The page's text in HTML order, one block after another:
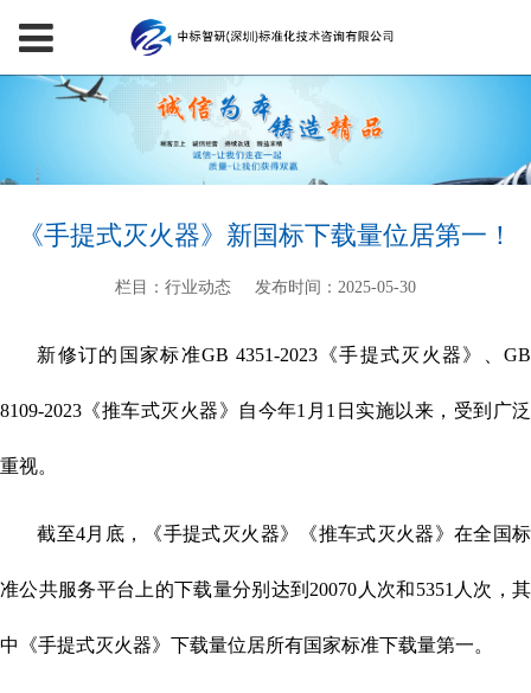
《手提式灭火器》新国标下载量位居第一！
栏目：行业动态 发布时间：2025-05-30
新修订的国家标准GB 4351-2023《手提式灭火器》、GB
8109-2023《推车式灭火器》自今年1月1日实施以来，受到广泛
重视。
截至4月底，《手提式灭火器》《推车式灭火器》在全国标
准公共服务平台上的下载量分别达到20070人次和5351人次，其
中《手提式灭火器》下载量位居所有国家标准下载量第一。